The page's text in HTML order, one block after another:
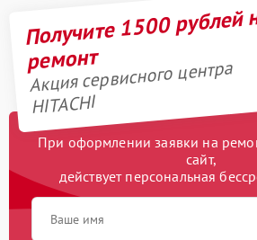
Получите 1500 рублей
ремонт
Акция сервисного центра
HITACHI
При оформлении заявки на
сайт,
действует персональная